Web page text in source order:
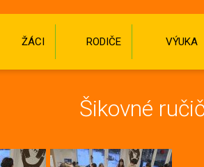
ŽÁCI RODIČE VÝUKA
Šikovné